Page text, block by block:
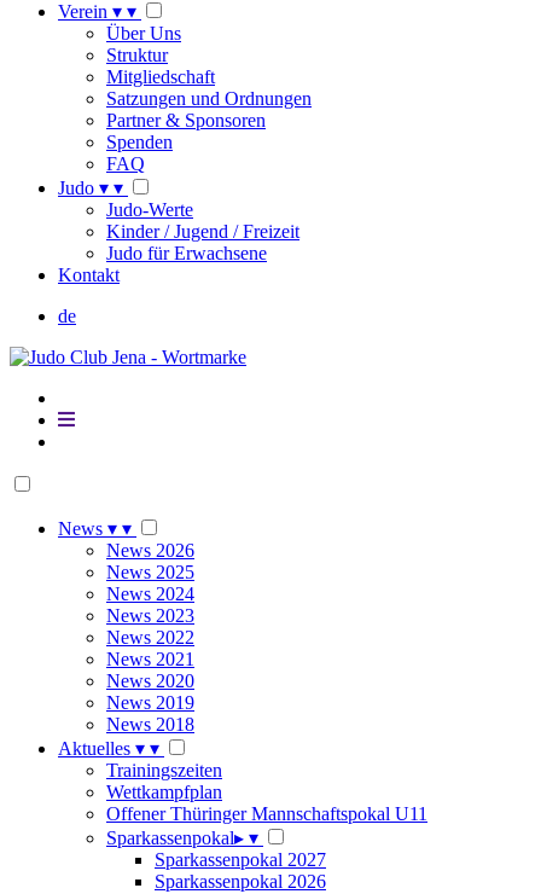
Verein ▾ ▾
Über Uns
Struktur
Mitgliedschaft
Satzungen und Ordnungen
Partner & Sponsoren
Spenden
FAQ
Judo ▾ ▾
Judo-Werte
Kinder / Jugend / Freizeit
Judo für Erwachsene
Kontakt
de
News ▾ ▾
News 2026
News 2025
News 2024
News 2023
News 2022
News 2021
News 2020
News 2019
News 2018
Aktuelles ▾ ▾
Trainingszeiten
Wettkampfplan
Offener Thüringer Mannschaftspokal U11
Sparkassenpokal▸ ▾
Sparkassenpokal 2027
Sparkassenpokal 2026